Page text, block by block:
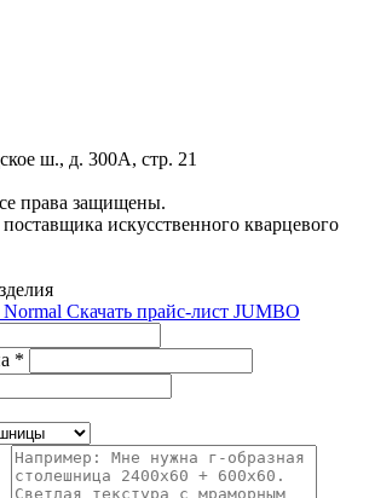
ш., д. 300А, стр. 21
права защищены.
искусственного кварцевого
Normal Скачать прайс-лист JUMBO
*